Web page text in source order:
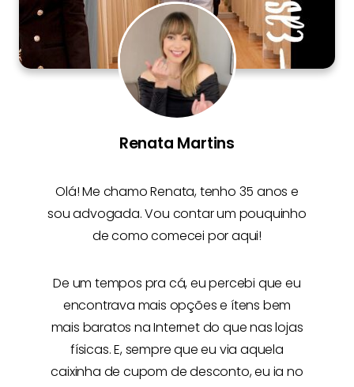
Renata Martins
Olá! Me chamoRenata, tenho 35 anos e
sou advogada. Vou contar um pouquinho
de como comecei por aqui!
De um tempos pra cá, eu percebi que eu
encontrava mais opções e ítens bem
mais baratos na Internetdo que nas lojas
físicas. E, sempre que eu via aquela
caixinha de cupom de desconto, eu ia no